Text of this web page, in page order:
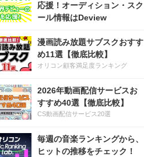
応援！オーディション・スク
ール情報はDeview
漫画読み放題サブスクおすす
め11選【徹底比較】
オリコン顧客満足度ランキング
2026年動画配信サービスお
すすめ40選【徹底比較】
CS動画配信サービス20選
毎週の音楽ランキングから、
ヒットの推移をチェック！